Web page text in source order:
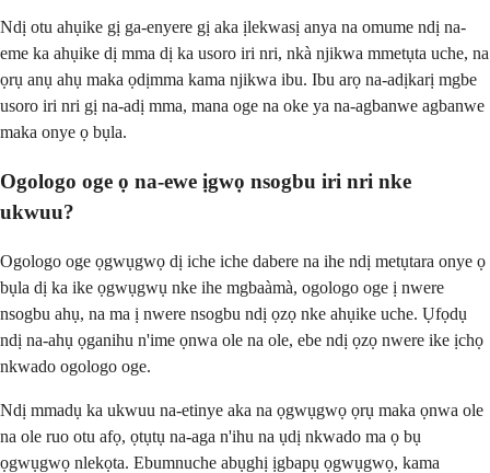
Ndị otu ahụike gị ga-enyere gị aka ịlekwasị anya na omume ndị na-
eme ka ahụike dị mma dị ka usoro iri nri, nkà njikwa mmetụta uche, na
ọrụ anụ ahụ maka ọdịmma kama njikwa ibu. Ibu arọ na-adịkarị mgbe
usoro iri nri gị na-adị mma, mana oge na oke ya na-agbanwe agbanwe
maka onye ọ bụla.
Ogologo oge ọ na-ewe ịgwọ nsogbu iri nri nke
ukwuu?
Ogologo oge ọgwụgwọ dị iche iche dabere na ihe ndị metụtara onye ọ
bụla dị ka ike ọgwụgwụ nke ihe mgbaàmà, ogologo oge ị nwere
nsogbu ahụ, na ma ị nwere nsogbu ndị ọzọ nke ahụike uche. Ụfọdụ
ndị na-ahụ ọganihu n'ime ọnwa ole na ole, ebe ndị ọzọ nwere ike ịchọ
nkwado ogologo oge.
Ndị mmadụ ka ukwuu na-etinye aka na ọgwụgwọ ọrụ maka ọnwa ole
na ole ruo otu afọ, ọtụtụ na-aga n'ihu na ụdị nkwado ma ọ bụ
ọgwụgwọ nlekọta. Ebumnuche abụghị ịgbapụ ọgwụgwọ, kama